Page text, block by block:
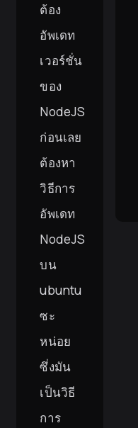
ต้อง
อัพเดท
เวอร์ชั่น
ของ
NodeJS
ก่อนเลย
ต้องหา
วิธีการ
อัพเดท
NodeJS
บน
ubuntu
ซะ
หน่อย
ซึ่งมัน
เป็นวิธี
การ